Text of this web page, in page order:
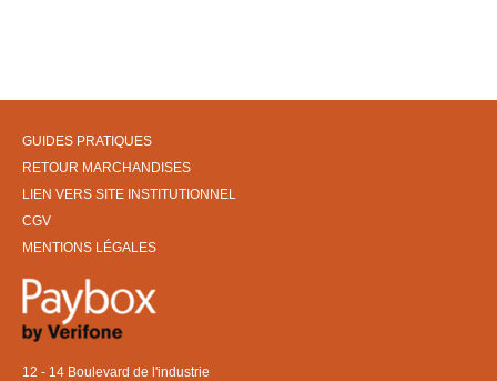
GUIDES PRATIQUES
RETOUR MARCHANDISES
LIEN VERS SITE INSTITUTIONNEL
CGV
MENTIONS LÉGALES
12 - 14 Boulevard de l'industrie